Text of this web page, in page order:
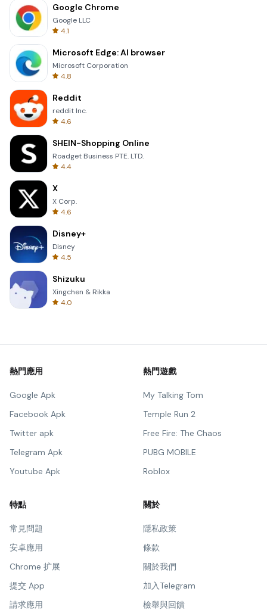
Google Chrome
Google LLC
4.1
Microsoft Edge: AI browser
Microsoft Corporation
4.8
Reddit
reddit Inc.
4.6
SHEIN-Shopping Online
Roadget Business PTE. LTD.
4.4
X
X Corp.
4.6
Disney+
Disney
4.5
Shizuku
Xingchen & Rikka
4.0
熱門應用
Google Apk
Facebook Apk
Twitter apk
Telegram Apk
Youtube Apk
熱門遊戲
My Talking Tom
Temple Run 2
Free Fire: The Chaos
PUBG MOBILE
Roblox
特點
常見問題
安卓應用
Chrome 扩展
提交 App
請求應用
關於
隱私政策
條款
關於我們
加入Telegram
檢舉與回饋